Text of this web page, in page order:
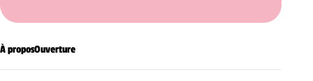
À proposOuverture